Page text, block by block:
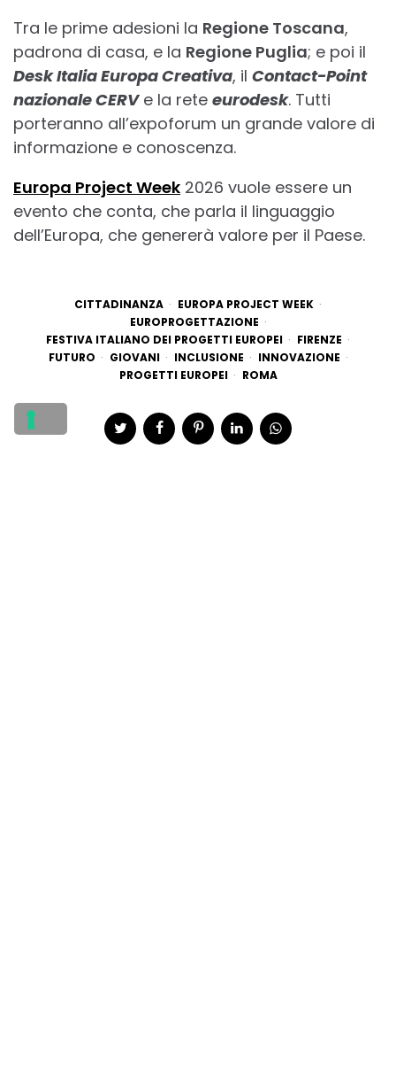
Tra le prime adesioni la Regione Toscana,
padrona di casa, e la Regione Puglia; e poi il
Desk Italia Europa Creativa, il Contact-Point
nazionale CERVe la rete eurodesk. Tutti
porteranno all’expoforum un grande valore di
informazione e conoscenza.
Europa Project Week 2026 vuole essere un
evento che conta, che parla il linguaggio
dell’Europa, che genererà valore per il Paese.
CITTADINANZA
EUROPA PROJECT WEEK
EUROPROGETTAZIONE
FESTIVA ITALIANO DEI PROGETTI EUROPEI
FIRENZE
FUTURO
GIOVANI INCLUSIONE
INNOVAZIONE
PROGETTI EUROPEI
ROMA